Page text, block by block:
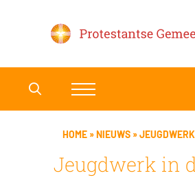
HOME»NIEUWS»
Jeugdwerk in